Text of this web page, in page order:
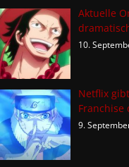
Aktuelle
10.
Netflix
Franchise
9.